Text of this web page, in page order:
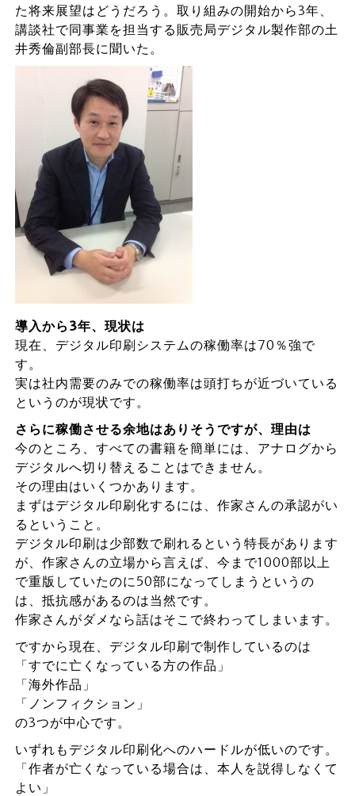
た将来展望はどうだろう。取り組みの開始から3年、
講談社で同事業を担当する販売局デジタル製作部の土
井秀倫副部長に聞いた。
導入から3年、現状は
現在、デジタル印刷システムの稼働率は70％強で
す。
実は社内需要のみでの稼働率は頭打ちが近づいている
というのが現状です。
さらに稼働させる余地はありそうですが、理由は
今のところ、すべての書籍を簡単には、アナログから
デジタルへ切り替えることはできません。
その理由はいくつかあります。
まずはデジタル印刷化するには、作家さんの承認がい
るということ。
デジタル印刷は少部数で刷れるという特長があります
が、作家さんの立場から言えば、今まで1000部以上
で重版していたのに50部になってしまうというの
は、抵抗感があるのは当然です。
作家さんがダメなら話はそこで終わってしまいます。
ですから現在、デジタル印刷で制作しているのは
「すでに亡くなっている方の作品」
「海外作品」
「ノンフィクション」
の3つが中心です。
いずれもデジタル印刷化へのハードルが低いのです。
「作者が亡くなっている場合は、本人を説得しなくて
よい」